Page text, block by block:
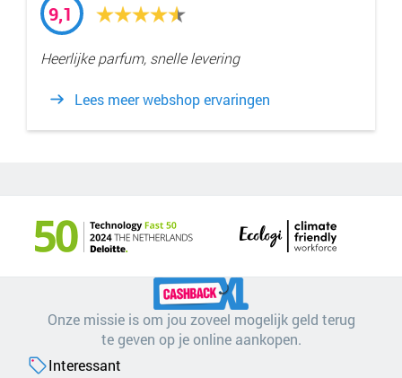
9,1
Heerlijke parfum, snelle levering
Lees meer webshop ervaringen
Onze missie is om jou zoveel mogelijk geld terug
te geven op je online aankopen.
Interessant